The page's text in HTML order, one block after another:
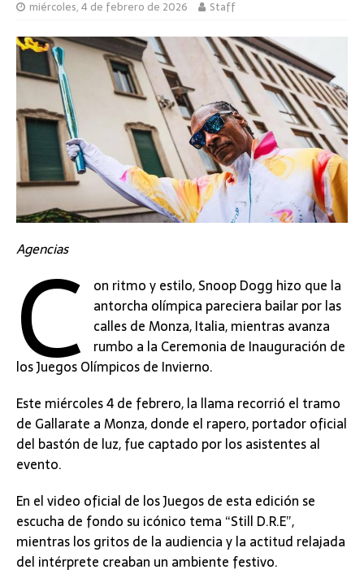
miércoles, 4 de febrero de 2026 Staff
Agencias
C on ritmo y estilo, Snoop Dogg hizo que la
antorcha olímpica pareciera bailar por las
calles de Monza, Italia, mientras avanza
rumbo a la Ceremonia de Inauguración de
los Juegos Olímpicos de Invierno.
Este miércoles 4 de febrero, la llama recorrió el tramo
de Gallarate a Monza, donde el rapero, portador oficial
del bastón de luz, fue captado por los asistentes al
evento.
En el video oficial de los Juegos de esta edición se
escucha de fondo su icónico tema “Still D.R.E”,
mientras los gritos de la audiencia y la actitud relajada
del intérprete creaban un ambiente festivo.